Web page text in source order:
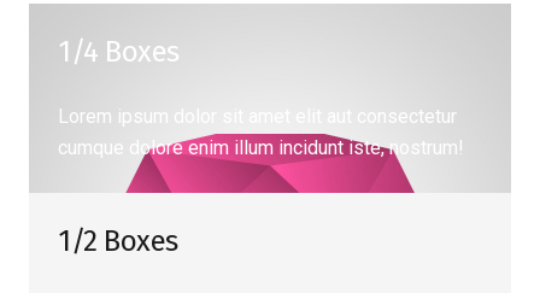
1/4 Boxes
Lorem ipsum dolor sit amet elit aut consectetur
cumque dolore enim illum incidunt iste, nostrum!
1/2 Boxes